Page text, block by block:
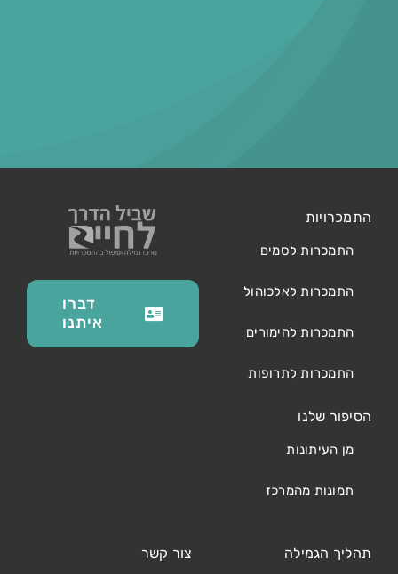
התמכרויות
התמכרות לסמים
התמכרות לאלכוהול
התמכרות להימורים
התמכרות לתרופות
הסיפור שלנו
מן העיתונות
תמונות מהמרכז
תהליך הגמילה צור קשר
דברו
איתנו